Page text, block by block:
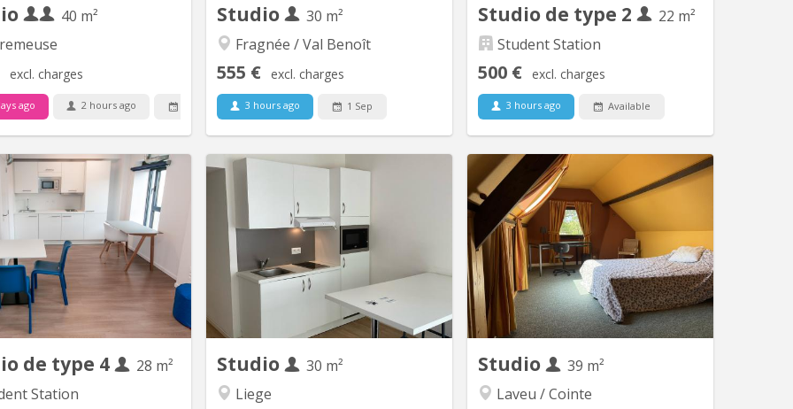
40 m²
excl. charges
ago 2 hours ago
KL 16937
40m², 23ème étage – Idéal
/ Jeune Professionnel 📍
idéal : Quai de l’Ourthe
4000 Liège - Université de Liège
15 Aout, Opéra) et hautes
écoles (Helmo, Saint-Luc, HEPL
- Centre-ville (place Cathédrale
à pied) - Centre commercial...
Studio
30 m²
Fragnée / Val Benoît
555 € excl. charges
3 hours ago 1 Sep
KL 926
Studio in the City features a studio
50m2 (40m2 + 10m2 loft bedroom) for
2 people (couples or 2 friends). Ground
level: TV lounge with 2 chairs and
coffee table, extra bed 2 people, 2
desks + chair, dining table + 3 chairs,
large wardrobe, shelves, kitchen with
fridge, microwave and...
Studio de type 2
22 m²
Student Station
500 € excl. charges
3 hours ago Available
KL 9261
La résidence Studentstation pour
étudiants au coeur de la cité ardente.
Située dans l'ancienne gare Jonfosse
en plein centre ville 57 studios à louer
Superficie entre 17 et 40m2
de type 4
28 m²
Station
Studio
30 m²
Liege
Studio
39 m²
Laveu / Cointe